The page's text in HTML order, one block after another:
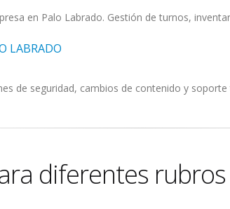
en Palo Labrado. Gestión de turnos,
LABRADO
de seguridad, cambios de contenido y
diferentes